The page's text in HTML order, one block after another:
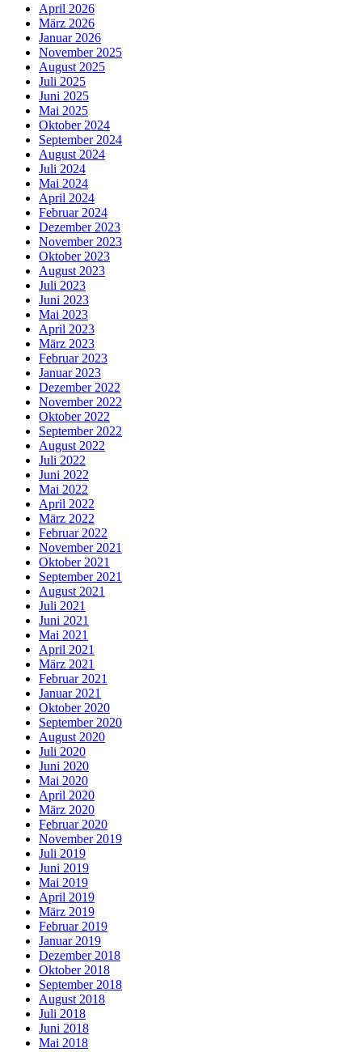
April 2026
März 2026
Januar 2026
November 2025
August 2025
Juli 2025
Juni 2025
Mai 2025
Oktober 2024
September 2024
August 2024
Juli 2024
Mai 2024
April 2024
Februar 2024
Dezember 2023
November 2023
Oktober 2023
August 2023
Juli 2023
Juni 2023
Mai 2023
April 2023
März 2023
Februar 2023
Januar 2023
Dezember 2022
November 2022
Oktober 2022
September 2022
August 2022
Juli 2022
Juni 2022
Mai 2022
April 2022
März 2022
Februar 2022
November 2021
Oktober 2021
September 2021
August 2021
Juli 2021
Juni 2021
Mai 2021
April 2021
März 2021
Februar 2021
Januar 2021
Oktober 2020
September 2020
August 2020
Juli 2020
Juni 2020
Mai 2020
April 2020
März 2020
Februar 2020
November 2019
Juli 2019
Juni 2019
Mai 2019
April 2019
März 2019
Februar 2019
Januar 2019
Dezember 2018
Oktober 2018
September 2018
August 2018
Juli 2018
Juni 2018
Mai 2018